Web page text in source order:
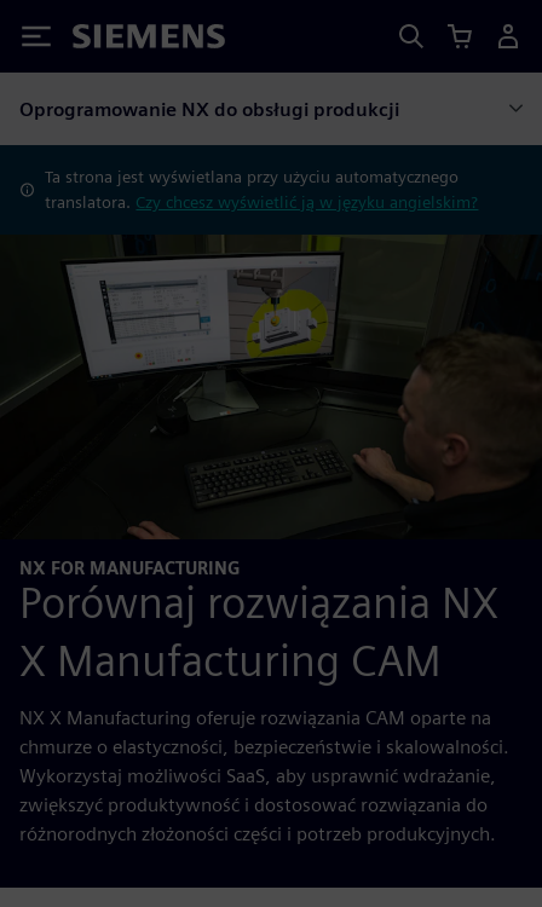
Siemens
Oprogramowanie NX do obsługi produkcji
Ta strona jest wyświetlana przy użyciu automatycznego
translatora. Czy chcesz wyświetlić ją w języku angielskim?
NX FOR MANUFACTURING
Porównaj rozwiązania NX
X Manufacturing CAM
NX X Manufacturing oferuje rozwiązania CAM oparte na
chmurze o elastyczności, bezpieczeństwie i skalowalności.
Wykorzystaj możliwości SaaS, aby usprawnić wdrażanie,
zwiększyć produktywność i dostosować rozwiązania do
różnorodnych złożoności części i potrzeb produkcyjnych.